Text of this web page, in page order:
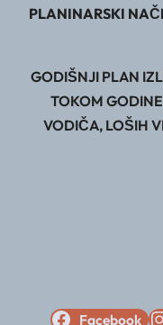
PLANINARSKI
GODIŠNJI PLAN
TOKOM
VODIČA, LOŠIH
Facebook